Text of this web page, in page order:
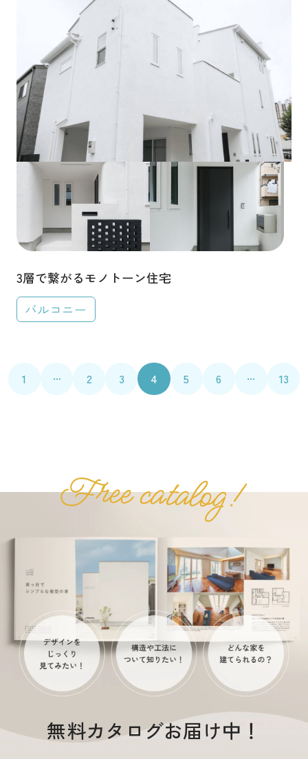
3層で繋がるモノトーン住宅
バルコニー
1 ... 2 3 4 5 6 ... 13
無料カタログお届け中！